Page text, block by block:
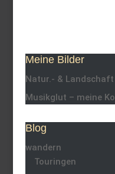
Meine Bilder
Natur.- & Landschaft
Musikglut – meine
Blog
wandern
Touringen